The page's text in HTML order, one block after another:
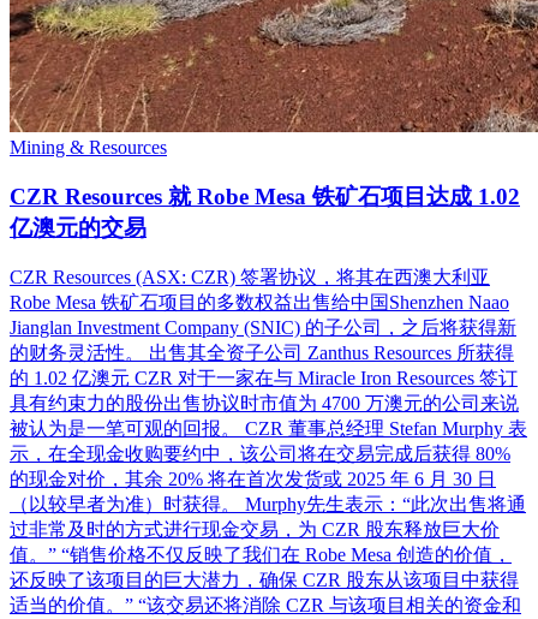
Mining & Resources
CZR Resources 就 Robe Mesa 铁矿石项目达成 1.02
亿澳元的交易
CZR Resources (ASX: CZR) 签署协议，将其在西澳大利亚
Robe Mesa 铁矿石项目的多数权益出售给中国Shenzhen Naao
Jianglan Investment Company (SNIC) 的子公司，之后将获得新
的财务灵活性。 出售其全资子公司 Zanthus Resources 所获得
的 1.02 亿澳元 CZR 对于一家在与 Miracle Iron Resources 签订
具有约束力的股份出售协议时市值为 4700 万澳元的公司来说
被认为是一笔可观的回报。 CZR 董事总经理 Stefan Murphy 表
示，在全现金收购要约中，该公司将在交易完成后获得 80%
的现金对价，其余 20% 将在首次发货或 2025 年 6 月 30 日
（以较早者为准）时获得。 Murphy先生表示：“此次出售将通
过非常及时的方式进行现金交易，为 CZR 股东释放巨大价
值。” “销售价格不仅反映了我们在 Robe Mesa 创造的价值，
还反映了该项目的巨大潜力，确保 CZR 股东从该项目中获得
适当的价值。” “该交易还将消除 CZR 与该项目相关的资金和